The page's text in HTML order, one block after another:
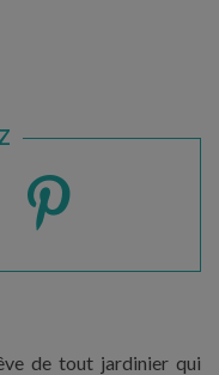
de tout jardinier qui